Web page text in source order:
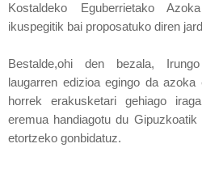
Kostaldeko Eguberrietako
ikuspegitik bai proposatuko diren
Bestalde,ohi den bezala,
laugarren edizioa egingo da azoka
horrek erakusketari gehiago
eremua handiagotu du
etortzeko gonbidatuz.